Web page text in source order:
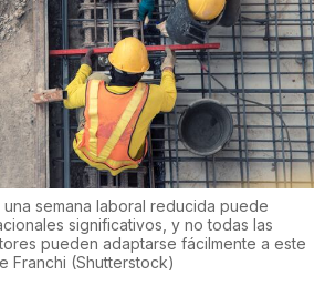
semana laboral reducida puede
significativos, y no todas las
pueden adaptarse fácilmente a este
Franchi (Shutterstock)